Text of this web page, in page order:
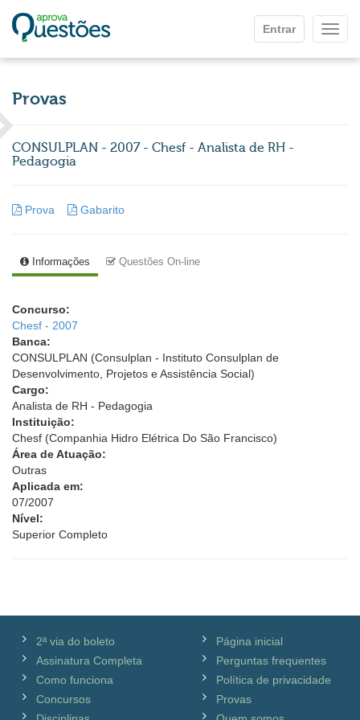
Entrar
Provas
CONSULPLAN - 2007 - Chesf - Analista de RH -
Pedagogia
Prova Gabarito
Informações Questões On-line
Concurso:
Chesf - 2007
Banca:
CONSULPLAN (Consulplan - Instituto Consulplan de
Desenvolvimento, Projetos e Assistência Social)
Cargo:
Analista de RH - Pedagogia
Instituição:
Chesf (Companhia Hidro Elétrica Do São Francisco)
Área de Atuação:
Outras
Aplicada em:
07/2007
Nível:
Superior Completo
2ª via do boleto
Assinatura Completa
Como funciona
Concursos
Página inicial
Perguntas frequentes
Política de privacidade
Provas